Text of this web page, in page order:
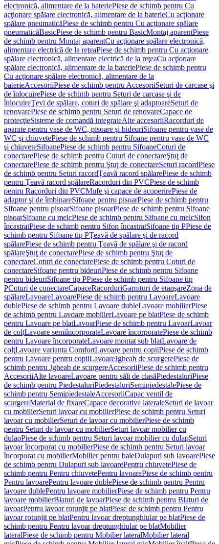
electronică, alimentare de la bateriePiese de schimb pentru Cu
acţionare spălare electronică, alimentare de la baterieCu acţionare
spălare pneumaticăPiese de schimb pentru Cu acţionare spălare
pneumaticăBasicPiese de schimb pentru BasicMontaj aparentPiese
de schimb pentru Montaj aparentCu acţionare spălare electronică,
alimentare electrică de la reţeaPiese de schimb pentru Cu acţionare
spălare electronică, alimentare electrică de la reţeaCu acţionare
spălare electronică, alimentare de la bateriePiese de schimb pentru
Cu acţionare spălare electronică, alimentare de la
baterieAccesoriiPiese de schimb pentru AccesoriiSeturi de carcase şi
de înlocuirePiese de schimb pentru Seturi de carcase şi de
înlocuireŢevi de spălare, coturi de spălare şi adaptoareSeturi de
renovarePiese de schimb pentru Seturi de renovareCapace de
protecţieSisteme de comandă integrateAlte accesoriiRacorduri de
aparate pentru vase de WC, pisoare şi bideuriSifoane pentru vase de
WC şi chiuvetePiese de schimb pentru Sifoane pentru vase de WC
şi chiuveteSifoanePiese de schimb pentru SifoaneCoturi de
conectarePiese de schimb pentru Coturi de conectareŞtuţ de
conectarePiese de schimb pentru Ştuţ de conectareSeturi racordPiese
de schimb pentru Seturi racordŢeavă racord spălarePiese de schimb
pentru Ţeavă racord spălareRacorduri din PVCPiese de schimb
pentru Racorduri din PVCMufe şi capace de acoperirePiese de
adaptor şi de îmbinareSifoane pentru pisoarPiese de schimb pentru
Sifoane pentru pisoarSifoane pisoarPiese de schimb pentru Sifoane
pisoarSifoane cu melcPiese de schimb pentru Sifoane cu melcSifon
încastratPiese de schimb pentru Sifon încastratSifoane tip PPiese de
schimb pentru Sifoane tip PŢeavă de spălare şi de racord
spălarePiese de schimb pentru Ţeavă de spălare şi de racord
spălareŞtuţ de conectarePiese de schimb pentru Ştuţ de
conectareCoturi de conectarePiese de schimb pentru Coturi de
conectareSifoane pentru bideuriPiese de schimb pentru Sifoane
pentru bideuriSifoane tip PPiese de schimb pentru Sifoane tip
PCoturi de conectareCapaceRacorduriGarnituri de etanşareZona de
spălareLavoareLavoarePiese de schimb pentru LavoareLavoare
dublePiese de schimb pentru Lavoare dubleLavoare mobilierPiese
de schimb pentru Lavoare mobilierLavoare pe blatPiese de schimb
pentru Lavoare pe blatLavoarPiese de schimb pentru LavoarLavoar
de colţLavoare semiîncorporateLavoare încorporatePiese de schimb
pentru Lavoare încorporateLavoare montat sub blatLavoare de
colţLavoare varianta ComfortLavoare pentru copiiPiese de schimb
pentru Lavoare pentru copiiLavoareJgheab de scurgerePiese de
schimb pentru Jgheab de scurgereAccesoriiPiese de schimb pentru
AccesoriiAlte lavoareLavoare pentru săli de clasăPiedestaluriPiese
de schimb pentru PiedestaluriPiedestaluriSemipiedestalePiese de
schimb pentru SemipiedestaleAccesoriiCapac ventil de
scurgereMaterial de fixareCapace decorative lateraleSeturi de lavoar
cu mobilierSeturi lavoar cu mobilierPiese de schimb pentru Seturi
lavoar cu mobilierSeturi de lavoar cu mobilierPiese de schimb
pentru Seturi de lavoar cu mobilierSeturi lavoar mobilier cu
dulapPiese de schimb pentru Seturi lavoar mobilier cu dulapSeturi
lavoar încorporat cu mobilierPiese de schimb pentru Seturi lavoar
încorporat cu mobilierMobilier pentru baieDulapuri sub lavoarePiese
de schimb pentru Dulapuri sub lavoarePentru chiuvetePiese de
schimb pentru Pentru chiuvetePentru lavoarePiese de schimb pentru
Pentru lavoarePentru lavoare dublePiese de schimb pentru Pentru
lavoare dublePentru lavoare mobilierPiese de schimb pentru Pentru
lavoare mobilierBlaturi de lavoarPiese de schimb pentru Blaturi de
lavoarPentru lavoar rotunjit pe blatPiese de schimb pentru Pentru
lavoar rotunjit pe blatPentru lavoar dreptunghiular pe blatPiese de
schimb pentru Pentru lavoar dreptunghiular pe blatMobilier
lateralPiese de schimb pentru Mobilier lateralMobilier lateral